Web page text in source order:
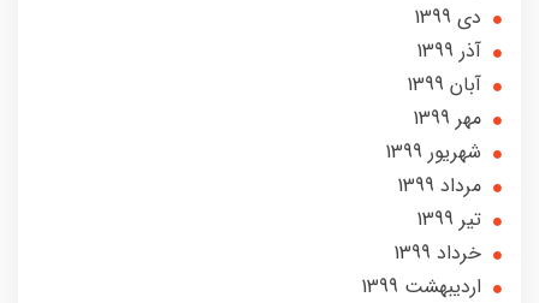
دی 1399
آذر 1399
آبان 1399
مهر 1399
شهریور 1399
مرداد 1399
تير 1399
خرداد 1399
ارديبهشت 1399